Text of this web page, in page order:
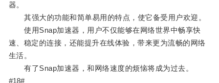
器。
其强大的功能和简单易用的特点，使它备受用户欢迎。
使用Snap加速器，用户不仅能够在网络世界中畅享快
速、稳定的连接，还能提升在线体验，带来更为流畅的网络
生活。
有了Snap加速器，和网络速度的烦恼将成为过去。
#18#